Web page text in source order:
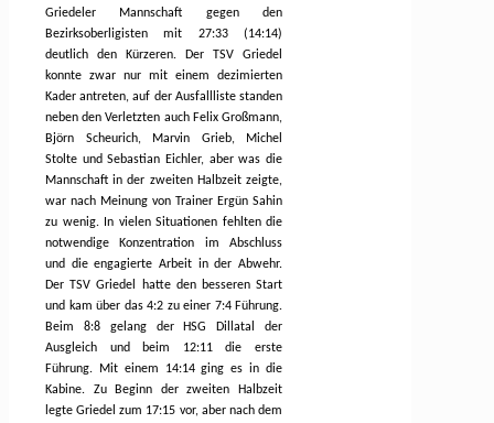
Griedeler Mannschaft gegen den
Bezirksoberligisten mit 27:33 (14:14)
deutlich den Kürzeren. Der TSV Griedel
konnte zwar nur mit einem dezimierten
Kader antreten, auf der Ausfallliste standen
neben den Verletzten auch Felix Großmann,
Björn Scheurich, Marvin Grieb, Michel
Stolte und Sebastian Eichler, aber was die
Mannschaft in der zweiten Halbzeit zeigte,
war nach Meinung von Trainer Ergün Sahin
zu wenig. In vielen Situationen fehlten die
notwendige Konzentration im Abschluss
und die engagierte Arbeit in der Abwehr.
Der TSV Griedel hatte den besseren Start
und kam über das 4:2 zu einer 7:4 Führung.
Beim 8:8 gelang der HSG Dillatal der
Ausgleich und beim 12:11 die erste
Führung. Mit einem 14:14 ging es in die
Kabine. Zu Beginn der zweiten Halbzeit
legte Griedel zum 17:15 vor, aber nach dem